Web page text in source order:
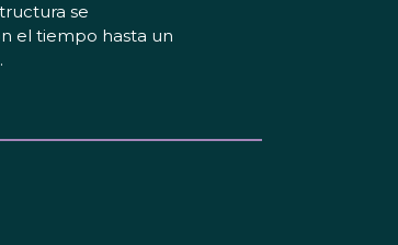
se
el tiempo hasta un